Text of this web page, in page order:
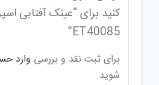
کنید برای “عینک آفتابی
ET40085”
برای ثبت نقد و بررسی وارد
شوید.